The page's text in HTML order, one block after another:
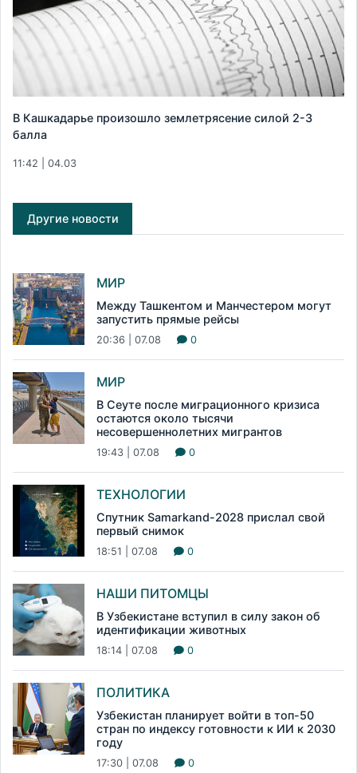
В Кашкадарье произошло землетрясение силой 2-3
балла
11:42 | 04.03
Другие новости
МИР
Между Ташкентом и Манчестером могут
запустить прямые рейсы
20:36 | 07.08 0
МИР
В Сеуте после миграционного кризиса
остаются около тысячи
несовершеннолетних мигрантов
19:43 | 07.08 0
ТЕХНОЛОГИИ
Спутник Samarkand-2028 прислал свой
первый снимок
18:51 | 07.08 0
НАШИ ПИТОМЦЫ
В Узбекистане вступил в силу закон об
идентификации животных
18:14 | 07.08 0
ПОЛИТИКА
Узбекистан планирует войти в топ-50
стран по индексу готовности к ИИ к 2030
году
17:30 | 07.08 0